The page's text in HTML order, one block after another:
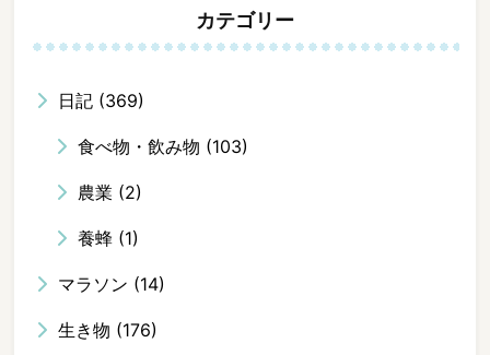
カテゴリー
日記 (369)
食べ物・飲み物 (103)
農業 (2)
養蜂 (1)
マラソン (14)
生き物 (176)